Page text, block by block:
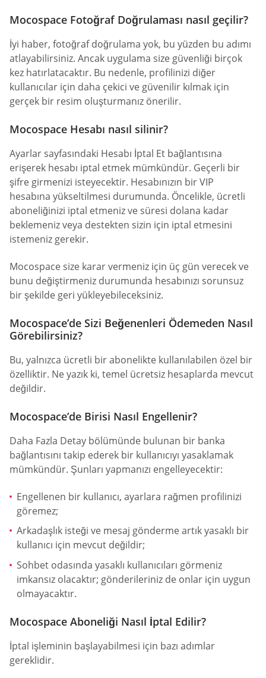
Mocospace Fotoğraf Doğrulaması nasıl geçilir?
İyi haber, fotoğraf doğrulama yok, bu yüzden bu adımı
atlayabilirsiniz. Ancak uygulama size güvenliği birçok
kez hatırlatacaktır. Bu nedenle, profilinizi diğer
kullanıcılar için daha çekici ve güvenilir kılmak için
gerçek bir resim oluşturmanız önerilir.
Mocospace Hesabı nasıl silinir?
Ayarlar sayfasındaki Hesabı İptal Et bağlantısına
erişerek hesabı iptal etmek mümkündür. Geçerli bir
şifre girmenizi isteyecektir. Hesabınızın bir VIP
hesabına yükseltilmesi durumunda. Öncelikle, ücretli
aboneliğinizi iptal etmeniz ve süresi dolana kadar
beklemeniz veya destekten sizin için iptal etmesini
istemeniz gerekir.
Mocospace size karar vermeniz için üç gün verecek ve
bunu değiştirmeniz durumunda hesabınızı sorunsuz
bir şekilde geri yükleyebileceksiniz.
Mocospace’de Sizi Beğenenleri Ödemeden Nasıl
Görebilirsiniz?
Bu, yalnızca ücretli bir abonelikte kullanılabilen özel bir
özelliktir. Ne yazık ki, temel ücretsiz hesaplarda mevcut
değildir.
Mocospace’de Birisi Nasıl Engellenir?
Daha Fazla Detay bölümünde bulunan bir banka
bağlantısını takip ederek bir kullanıcıyı yasaklamak
mümkündür. Şunları yapmanızı engelleyecektir:
Engellenen bir kullanıcı, ayarlara rağmen profilinizi
göremez;
Arkadaşlık isteği ve mesaj gönderme artık yasaklı bir
kullanıcı için mevcut değildir;
Sohbet odasında yasaklı kullanıcıları görmeniz
imkansız olacaktır; gönderileriniz de onlar için uygun
olmayacaktır.
Mocospace Aboneliği Nasıl İptal Edilir?
İptal işleminin başlayabilmesi için bazı adımlar
gereklidir.